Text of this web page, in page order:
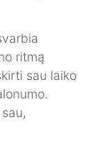
ritmą
sau laiko